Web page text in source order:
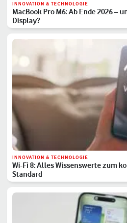
INNOVATION & TECHNOLOGIE
MacBook Pro M6: Ab Ende 2026 –
Display?
INNOVATION & TECHNOLOGIE
Wi-Fi 8: Alles Wissenswerte zum
Standard